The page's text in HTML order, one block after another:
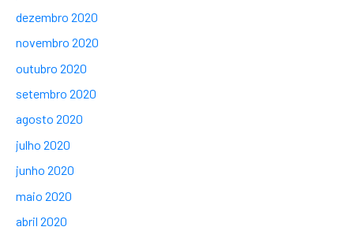
dezembro 2020
novembro 2020
outubro 2020
setembro 2020
agosto 2020
julho 2020
junho 2020
maio 2020
abril 2020